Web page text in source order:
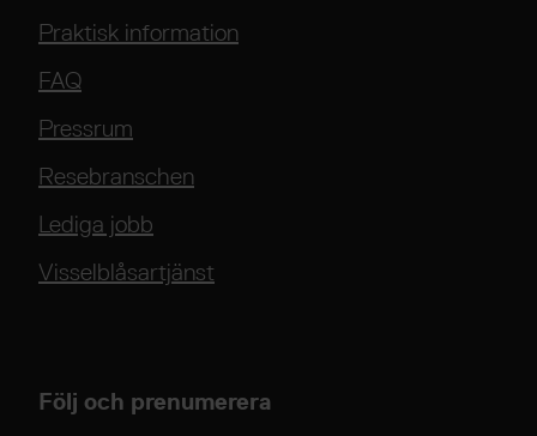
Praktisk information
FAQ
Pressrum
Resebranschen
Lediga jobb
Visselblåsartjänst
Följ och prenumerera